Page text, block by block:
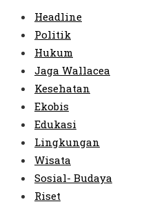
Headline
Politik
Hukum
Jaga Wallacea
Kesehatan
Ekobis
Edukasi
Lingkungan
Wisata
Sosial- Budaya
Riset